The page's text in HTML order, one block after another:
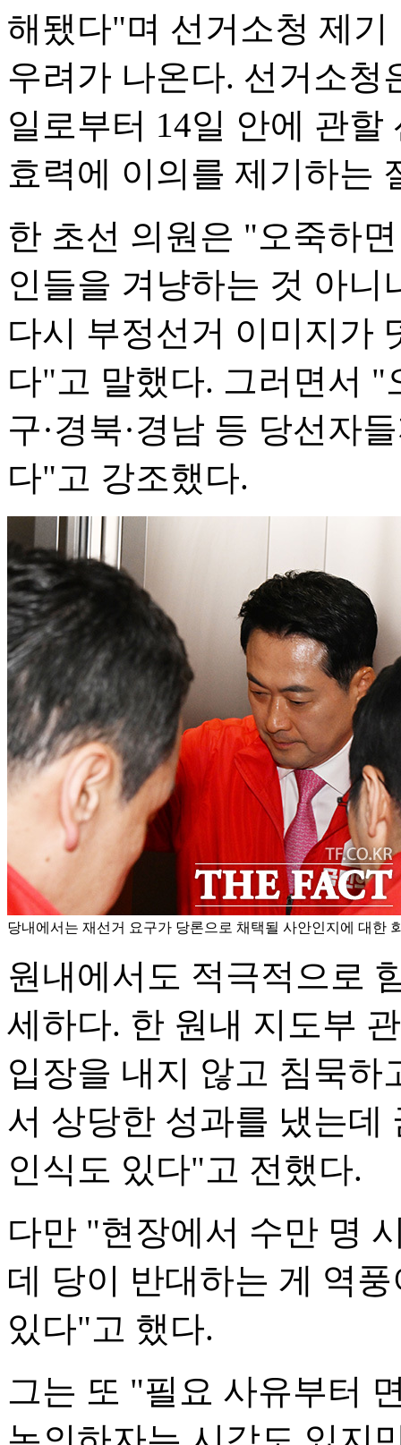
해됐다"며 선거소청 제
우려가 나온다. 선거소청
일로부터 14일 안에 관
효력에 이의를 제기하는
한 초선 의원은 "오죽하
인들을 겨냥하는 것 아
다시 부정선거 이미지가
다"고 말했다. 그러면서
구·경북·경남 등 당선자
다"고 강조했다.
당내에서는 재선거 요구가 당론으로 채택될 사안인지에 대한
원내에서도 적극적으로
세하다. 한 원내 지도부
입장을 내지 않고 침묵
서 상당한 성과를 냈는데
인식도 있다"고 전했다.
다만 "현장에서 수만 명
데 당이 반대하는 게 역
있다"고 했다.
그는 또 "필요 사유부터